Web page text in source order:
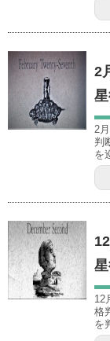
2
2
判
を
12
格
を